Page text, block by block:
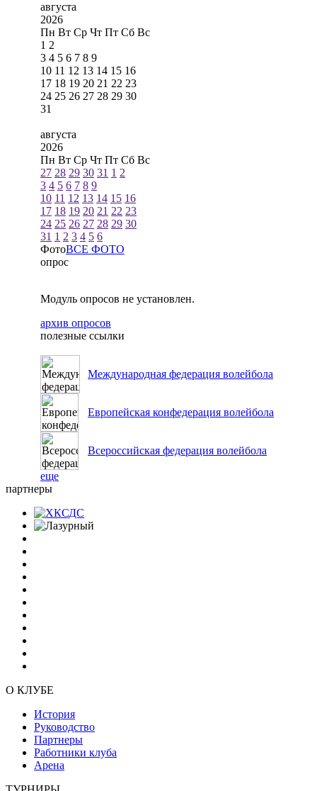
августа
2026
Пн Вт Ср Чт Пт Сб Вс
1 2
3 4 5 6 7 8 9
10 11 12 13 14 15 16
17 18 19 20 21 22 23
24 25 26 27 28 29 30
31
августа
2026
Пн Вт Ср Чт Пт Сб Вс
27 28 29 30 31 1 2
3 4 5 6 7 8 9
10 11 12 13 14 15 16
17 18 19 20 21 22 23
24 25 26 27 28 29 30
31 1 2 3 4 5 6
ФотоВСЕ ФОТО
опрос
Модуль опросов не установлен.
архив опросов
полезные ссылки
Международная федерация волейбола
Европейская конфедерация волейбола
Всероссийская федерация волейбола
еще
партнеры
О КЛУБЕ
История
Руководство
Партнеры
Работники клуба
Арена